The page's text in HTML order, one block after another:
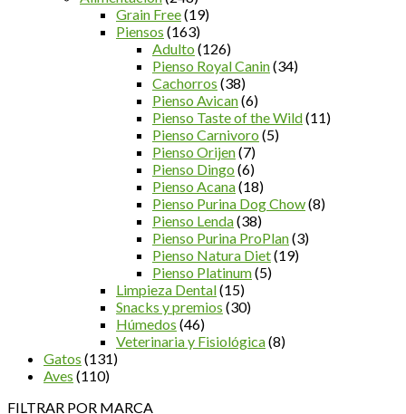
Grain Free(19)
Piensos (163)
Adulto (126)
Pienso Royal Canin(34)
Cachorros (38)
Pienso Avican(6)
Pienso Taste of the Wild(11)
Pienso Carnivoro (5)
Pienso Orijen(7)
Pienso Dingo (6)
Pienso Acana(18)
Pienso Purina Dog Chow(8)
Pienso Lenda(38)
Pienso Purina ProPlan(3)
Pienso Natura Diet(19)
Pienso Platinum(5)
Limpieza Dental(15)
Snacks y premios (30)
Húmedos (46)
Veterinaria y Fisiológica(8)
Gatos (131)
Aves (110)
FILTRAR POR MARCA